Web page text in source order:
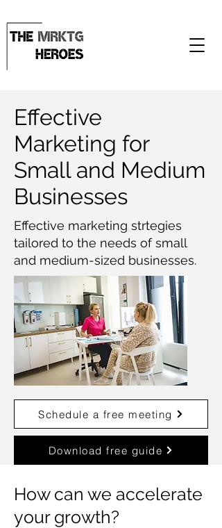
Effective
Marketing for
Small and Medium
Businesses
Effective marketing strtegies
tailored to the needs of small
and medium-sized businesses.
Schedule a free meeting
Download free guide
How can we accelerate
your growth?